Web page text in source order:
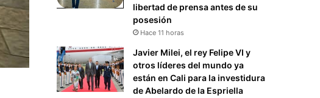
libertad de prensa antes de su
posesión
Hace 11 horas
Javier Milei, el rey Felipe VI y
otros líderes del mundo ya
están en Cali para la investidura
de Abelardo de la Espriella